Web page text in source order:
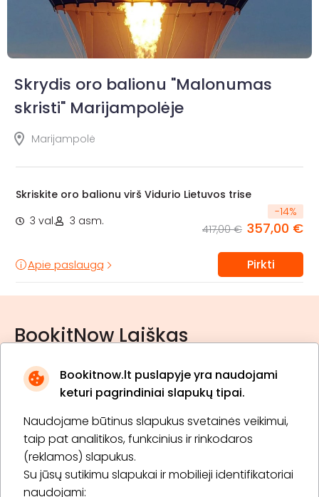
Bookitnow.lt puslapyje yra naudojami
keturi pagrindiniai slapukų tipai.
Naudojame būtinus slapukus svetainės veikimui,
taip pat analitikos, funkcinius ir rinkodaros
(reklamos) slapukus.
Su jūsų sutikimu slapukai ir mobilieji identifikatoriai
naudojami:
Skrydis oro balionu "Malonumas
skristi" Marijampolėje
Marijampolė
Skriskite oro balionu virš Vidurio Lietuvos trise
3 val.
3 asm.
-14%
417,00 € 357,00 €
Apie paslaugą Pirkti
BookitNow Laiškas
* Susipažinau su privatumo politika
Prenumeruoti